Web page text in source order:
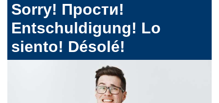
Sorry! Прости!
Entschuldigung! Lo
siento! Désolé!